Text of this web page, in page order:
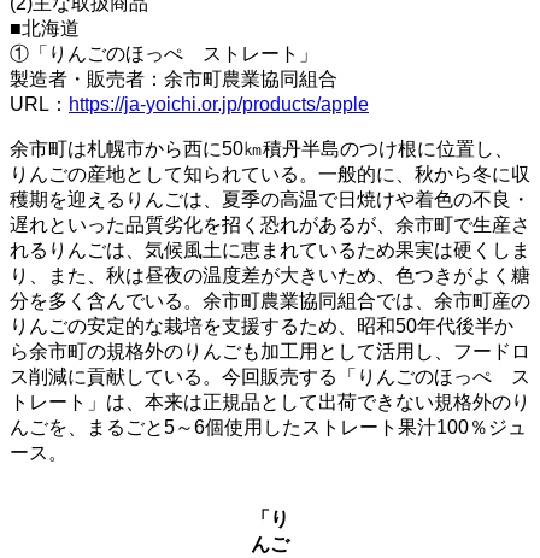
■北海道
①「りんごのほっぺ ストレート」
製造者・販売者：余市町農業協同組合
URL： https://ja-yoichi.or.jp/products/apple
余市町は札幌市から西に50㎞積丹半島のつけ根に位置し、
りんごの産地として知られている。一般的に、秋から冬に収
穫期を迎えるりんごは、夏季の高温で日焼けや着色の不良・
遅れといった品質劣化を招く恐れがあるが、余市町で生産さ
れるりんごは、気候風土に恵まれているため果実は硬くしま
り、また、秋は昼夜の温度差が大きいため、色つきがよく糖
分を多く含んでいる。余市町農業協同組合では、余市町産の
りんごの安定的な栽培を支援するため、昭和50年代後半か
ら余市町の規格外のりんごも加工用として活用し、フードロ
ス削減に貢献している。今回販売する「りんごのほっぺ ス
トレート」は、本来は正規品として出荷できない規格外のり
んごを、まるごと5～6個使用したストレート果汁100％ジュ
ース。
「り
んご